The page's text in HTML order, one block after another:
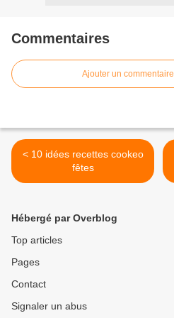
Commentaires
Ajouter un commentaire
< 10 idées recettes cookeo
fêtes
Hébergé par Overblog
Top articles
Pages
Contact
Signaler un abus